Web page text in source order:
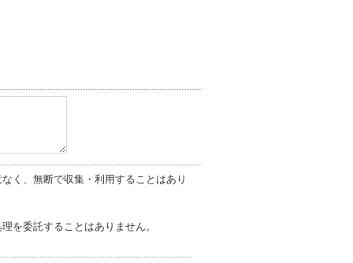
く、無断で収集・利用することはあり
を委託することはありません。